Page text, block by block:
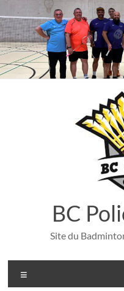
Aller
au
contenu
BC
Site du